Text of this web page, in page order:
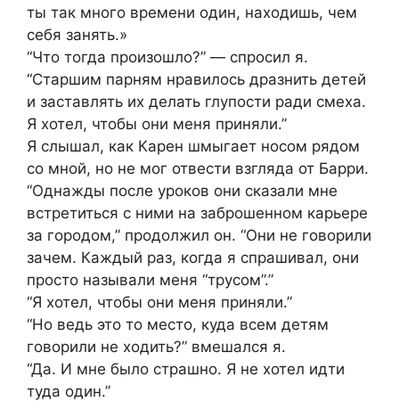
ты так много времени один, находишь, чем
себя занять.»
“Что тогда произошло?” — спросил я.
“Старшим парням нравилось дразнить детей
и заставлять их делать глупости ради смеха.
Я хотел, чтобы они меня приняли.”
Я слышал, как Карен шмыгает носом рядом
со мной, но не мог отвести взгляда от Барри.
“Однажды после уроков они сказали мне
встретиться с ними на заброшенном карьере
за городом,” продолжил он. “Они не говорили
зачем. Каждый раз, когда я спрашивал, они
просто называли меня “трусом”.”
“Я хотел, чтобы они меня приняли.”
“Но ведь это то место, куда всем детям
говорили не ходить?” вмешался я.
“Да. И мне было страшно. Я не хотел идти
туда один.”